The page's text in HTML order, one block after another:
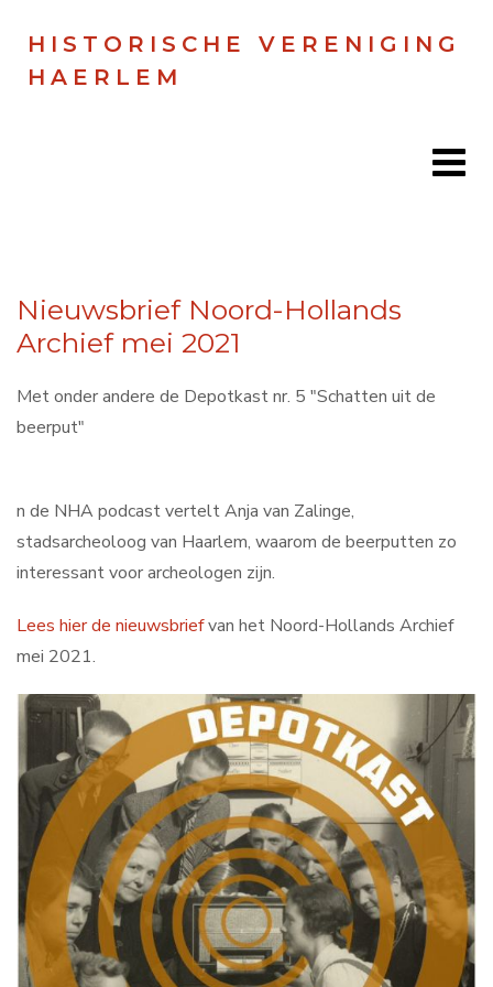
HISTORISCHE VERENIGING
HAERLEM
Doen
Zien
Contact
Search
Nieuwsbrief Noord-Hollands
Archief mei 2021
Met onder andere de Depotkast nr. 5 "Schatten uit de
beerput"
n de NHA podcast vertelt Anja van Zalinge,
stadsarcheoloog van Haarlem, waarom de beerputten zo
interessant voor archeologen zijn.
Lees hier de nieuwsbriefvan het Noord-Hollands Archief
mei 2021.